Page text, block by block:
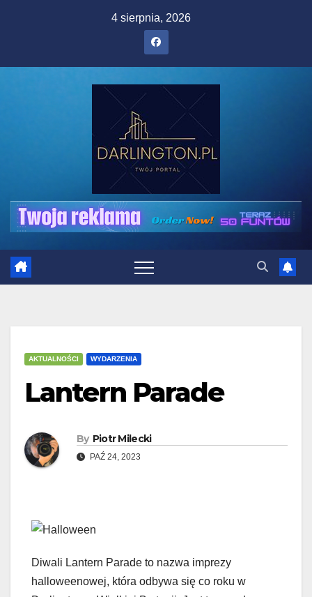
4 sierpnia, 2026
AKTUALNOŚCI WYDARZENIA
Lantern Parade
By Piotr Milecki
PAŹ 24, 2023
Diwali Lantern Parade to nazwa imprezy
halloweenowej, która odbywa się co roku w